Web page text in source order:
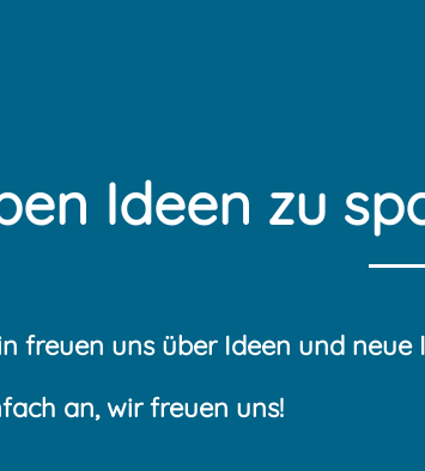
Ideen zu
freuen uns über Ideen und neue
an, wir freuen uns!